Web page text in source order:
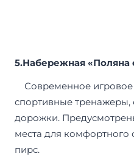
5.Набережная «Поляна
Современное игровое
спортивные
дорожки.
места для комфортного
пирс.